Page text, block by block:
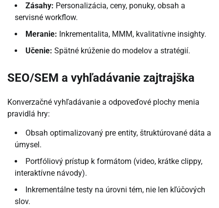
Zásahy: Personalizácia, ceny, ponuky, obsah a
servisné workflow.
Meranie: Inkrementalita, MMM, kvalitatívne insighty.
Učenie: Spätné krúženie do modelov a stratégií.
SEO/SEM a vyhľadávanie zajtrajška
Konverzačné vyhľadávanie a odpoveďové plochy menia
pravidlá hry:
Obsah optimalizovaný pre entity, štruktúrované dáta a
úmysel.
Portfóliový prístup k formátom (video, krátke clippy,
interaktívne návody).
Inkrementálne testy na úrovni tém, nie len kľúčových
slov.